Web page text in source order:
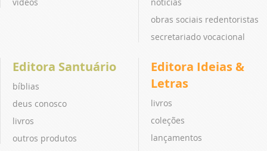
obras sociais redentoristas
secretariado vocacional
Editora Santuário
bíblias
deus conosco
livros
outros produtos
Editora Ideias &
Letras
livros
coleções
lançamentos